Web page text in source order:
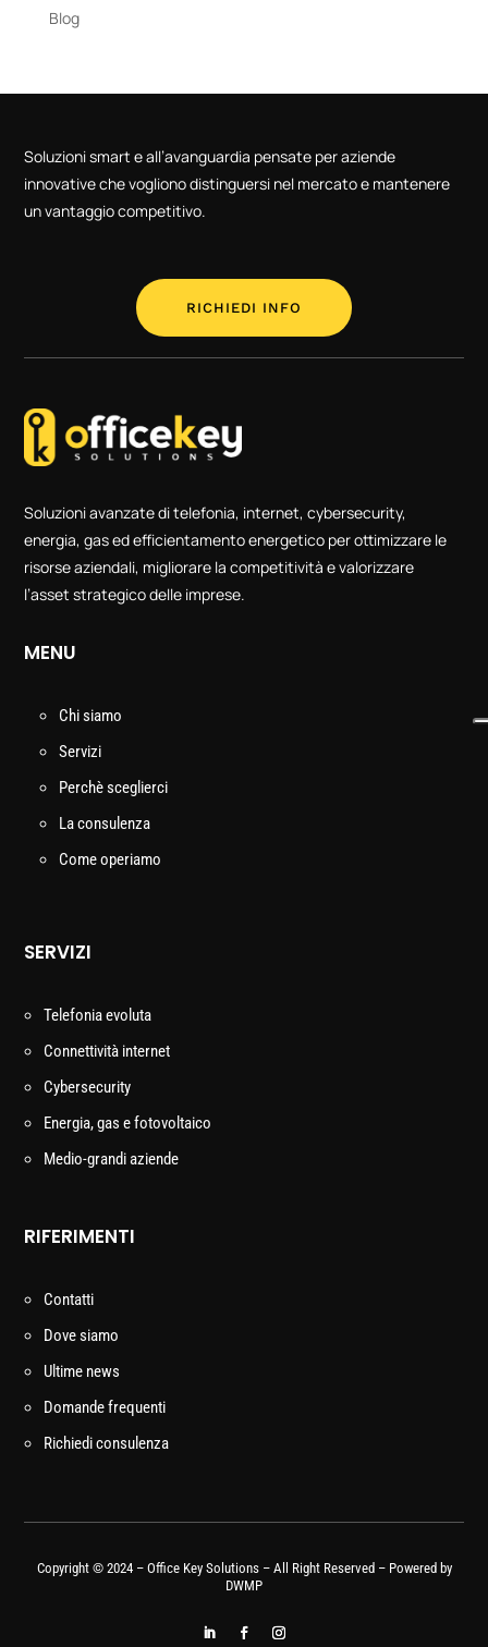
Blog
Soluzioni smart e all’avanguardia pensate per aziende
innovative che vogliono distinguersi nel mercato e mantenere
un vantaggio competitivo.
RICHIEDI INFO
Soluzioni avanzate di telefonia, internet, cybersecurity,
energia, gas ed efficientamento energetico per ottimizzare le
risorse aziendali, migliorare la competitività e valorizzare
l’asset strategico delle imprese.
MENU
Chi siamo
Servizi
Perchè sceglierci
La consulenza
Come operiamo
SERVIZI
Telefonia evoluta
Connettività internet
Cybersecurity
Energia, gas e fotovoltaico
Medio-grandi aziende
RIFERIMENTI
Contatti
Dove siamo
Ultime news
Domande frequenti
Richiedi consulenza
Copyright © 2024 – Office Key Solutions – All Right Reserved – Powered by
DWMP